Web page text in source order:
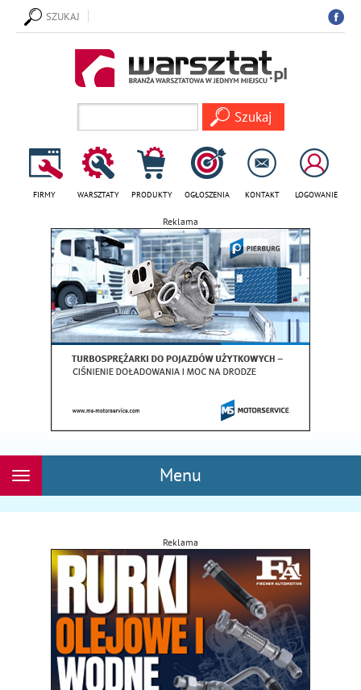
SZUKAJ
FIRMY WARSZTATY PRODUKTY OGŁOSZENIA KONTAKT LOGOWANIE
Reklama
Menu
Rozwiń
Reklama